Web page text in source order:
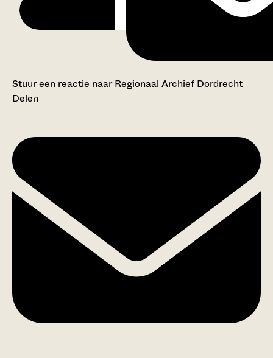
Stuur een reactie naar Regionaal Archief Dordrecht
Delen